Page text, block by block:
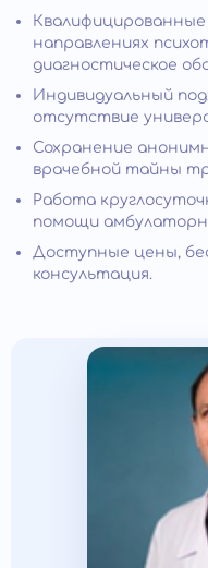
направлениях
диагностическое
Индивидуальный
отсутствие
Сохранение
врачебной тайны
Работа
помощи
Доступные цены,
консультация.